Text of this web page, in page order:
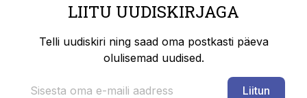
LIITU UUDISKIRJAGA
Telli uudiskiri ning saad oma postkasti päeva
olulisemad uudised.
Liitun